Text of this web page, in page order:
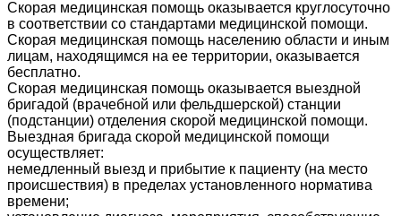
Скорая медицинская помощь оказывается круглосуточно
в соответствии со стандартами медицинской помощи.
Скорая медицинская помощь населению области и иным
лицам, находящимся на ее территории, оказывается
бесплатно.
Скорая медицинская помощь оказывается выездной
бригадой (врачебной или фельдшерской) станции
(подстанции) отделения скорой медицинской помощи.
Выездная бригада скорой медицинской помощи
осуществляет:
немедленный выезд и прибытие к пациенту (на место
происшествия) в пределах установленного норматива
времени;